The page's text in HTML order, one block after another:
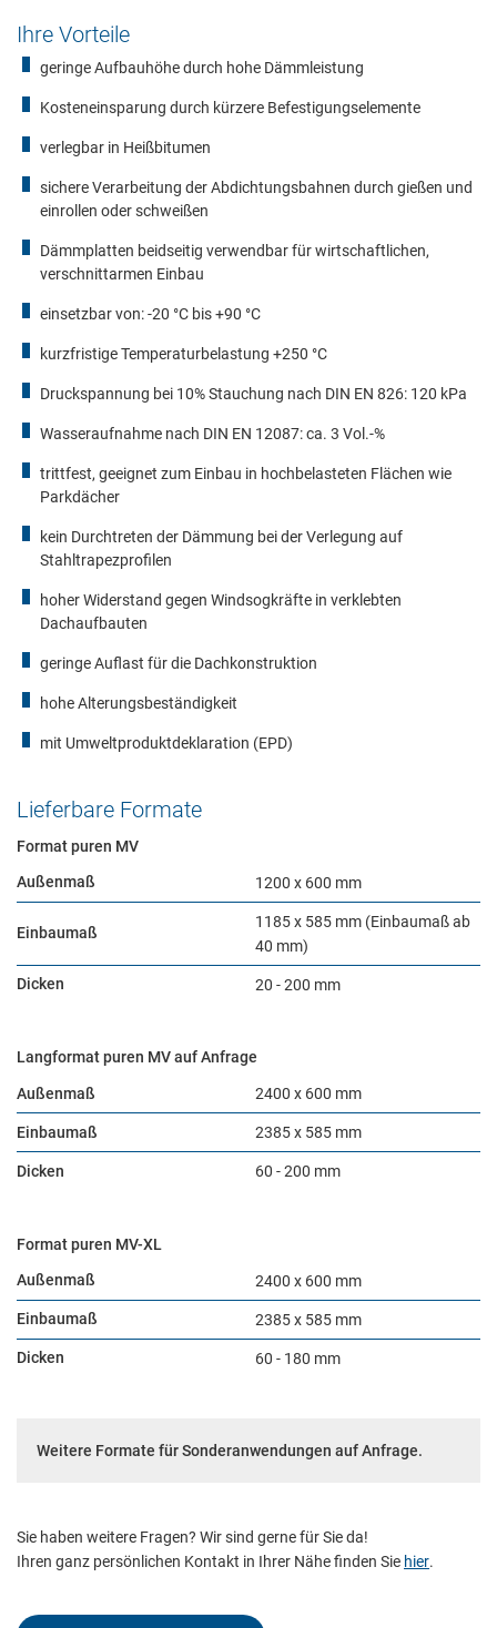
Ihre Vorteile
geringe Aufbauhöhe durch hohe Dämmleistung
Kosteneinsparung durch kürzere Befestigungselemente
verlegbar in Heißbitumen
sichere Verarbeitung der Abdichtungsbahnen durch gießen und
einrollen oder schweißen
Dämmplatten beidseitig verwendbar für wirtschaftlichen,
verschnittarmen Einbau
einsetzbar von: -20 °C bis +90 °C
kurzfristige Temperaturbelastung +250 °C
Druckspannung bei 10% Stauchung nach DIN EN 826: 120 kPa
Wasseraufnahme nach DIN EN 12087: ca. 3 Vol.-%
trittfest, geeignet zum Einbau in hochbelasteten Flächen wie
Parkdächer
kein Durchtreten der Dämmung bei der Verlegung auf
Stahltrapezprofilen
hoher Widerstand gegen Windsogkräfte in verklebten
Dachaufbauten
geringe Auflast für die Dachkonstruktion
hohe Alterungsbeständigkeit
mit Umweltproduktdeklaration (EPD)
Lieferbare Formate
Format puren MV
Außenmaß 1200 x 600 mm
Einbaumaß
1185 x 585 mm (Einbaumaß ab
40 mm)
Dicken 20 - 200 mm
Langformat puren MV auf Anfrage
Außenmaß 2400 x 600 mm
Einbaumaß 2385 x 585 mm
Dicken 60 - 200 mm
Format puren MV-XL
Außenmaß 2400 x 600 mm
Einbaumaß 2385 x 585 mm
Dicken 60 - 180 mm
Weitere Formate für Sonderanwendungen auf Anfrage.
Sie haben weitere Fragen? Wir sind gerne für Sie da!
Ihren ganz persönlichen Kontakt in Ihrer Nähe finden Sie hier.
Notwendig
Diese werden für die Grundfunktionen der Website benötigt und
Cookie Informationen anzeigen
External Content
website. Such as YouTube, Instagram or similar providers.